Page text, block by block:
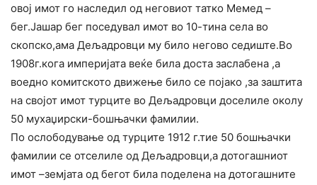
овој имот го наследил од неговиот татко Мемед –
бег.Јашар бег поседувал имот во 10-тина села во
скопско,ама Дељадровци му било негово седиште.Во
1908г.кога империјата веќе била доста заслабена ,а
воедно комитското движење било се појако ,за заштита
на својот имот турците во Дељадровци доселиле околу
50 мухаџирски-бошњачки фамилии.
По ослободување од турците 1912 г.тие 50 бошњачки
фамилии се отселиле од Дељадровци,а дотогашниот
имот –земјата од бегот била поделена на дотогашните